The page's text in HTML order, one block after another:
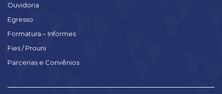
Ouvidoria
Egresso
Formatura – Informes
Fies / Prouni
Parcerias e Convênios